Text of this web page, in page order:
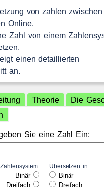
von zahlen zwischen
Online.
Zahl von einem
einen detaillierten
an.
Theorie
Die
Sie eine Zahl Ein:
Binär
Dreifach
Übersetzen in :
Binär
Dreifach